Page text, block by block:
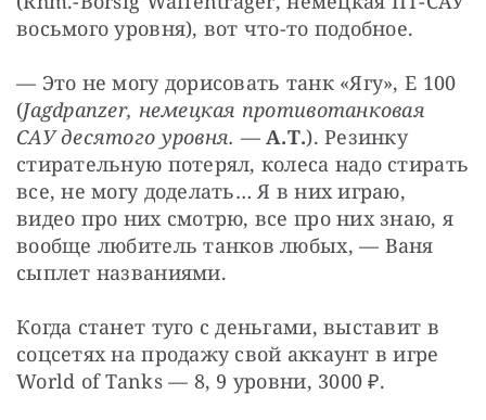
восьмого уровня), вот что-то подобное.
— Это не могу дорисовать танк «Ягу», Е 100
(Jagdpanzer, немецкая противотанковая
САУ десятого уровня. — А.Т.). Резинку
стирательную потерял, колеса надо стирать
все, не могу доделать… Я в них играю,
видео про них смотрю, все про них знаю, я
вообще любитель танков любых, — Ваня
сыплет названиями.
Когда станет туго с деньгами, выставит в
соцсетях на продажу свой аккаунт в игре
World of Tanks — 8, 9 уровни, 3000 ₽.